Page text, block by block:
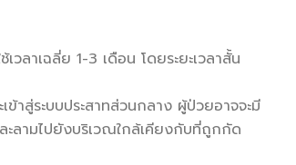
ลาเฉลี่ย 1-3 เดือน โดยระยะเวลาสั้น
ข้าสู่ระบบประสาทส่วนกลาง ผู้ป่วยอาจจะมี
ะลามไปยังบริเวณใกล้เคียงกับที่ถูกกัด